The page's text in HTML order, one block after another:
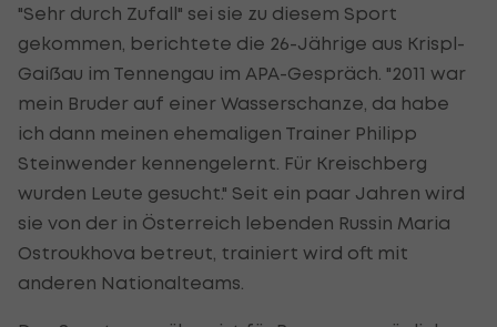
"Sehr durch Zufall" sei sie zu diesem Sport
gekommen, berichtete die 26-Jährige aus Krispl-
Gaißau im Tennengau im APA-Gespräch. "2011 war
mein Bruder auf einer Wasserschanze, da habe
ich dann meinen ehemaligen Trainer Philipp
Steinwender kennengelernt. Für Kreischberg
wurden Leute gesucht." Seit ein paar Jahren wird
sie von der in Österreich lebenden Russin Maria
Ostroukhova betreut, trainiert wird oft mit
anderen Nationalteams.